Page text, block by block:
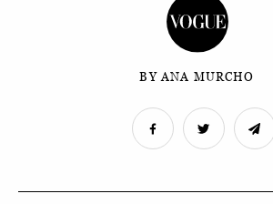
BY ANA MURCHO